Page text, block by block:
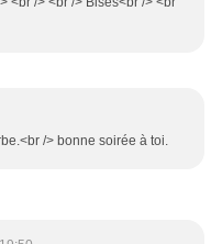
/> bonne soirée à toi.